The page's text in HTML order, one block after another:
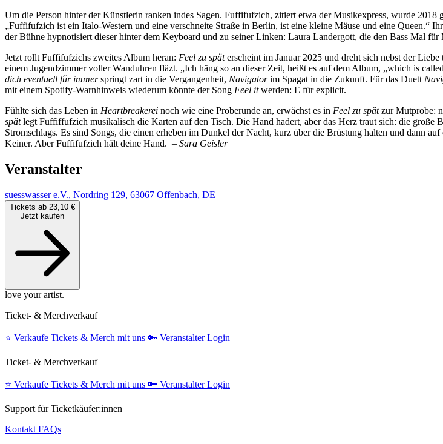
Um die Person hinter der Künstlerin ranken indes Sagen. Fuffifufzich, zitiert etwa der Musikexpress, wurde
„Fuffifufzich ist ein Italo-Western und eine verschneite Straße in Berlin, ist eine kleine Mäuse und eine Queen.“
der Bühne hypnotisiert dieser hinter dem Keyboard und zu seiner Linken: Laura Landergott, die den Bass Mal
Jetzt rollt Fuffifufzichs zweites Album heran: Feel zu späterscheint im Januar 2025 und dreht sich nebst der
einem Jugendzimmer voller Wanduhren fläzt. „Ich häng so an dieser Zeit, heißt es auf dem Album, „which is
dich eventuell für immerspringt zart in die Vergangenheit, Navigatorim Spagat in die Zukunft. Für das Duett
mit einem Spotify-Warnhinweis wiederum könnte der Song Feel itwerden: E für explicit.
Fühlte sich das Leben in Heartbreakerei noch wie eine Proberunde an, erwächst es in Feel zu spätzur Mutprobe:
spätlegt Fuffiffufzich musikalisch die Karten auf den Tisch. Die Hand hadert, aber das Herz traut sich: die große
Stromschlags. Es sind Songs, die einen erheben im Dunkel der Nacht, kurz über die Brüstung halten und dann
Keiner. Aber Fuffifufzich hält deine Hand. – Sara Geisler
Veranstalter
suesswasser e.V., Nordring 129, 63067 Offenbach, DE
Tickets ab 23,10 €
Jetzt kaufen
love your artist.
Ticket- & Merchverkauf
⭐️ Verkaufe Tickets & Merch mit uns 🔑 Veranstalter Login
Ticket- & Merchverkauf
⭐️ Verkaufe Tickets & Merch mit uns 🔑 Veranstalter Login
Support für Ticketkäufer:innen
Kontakt FAQs